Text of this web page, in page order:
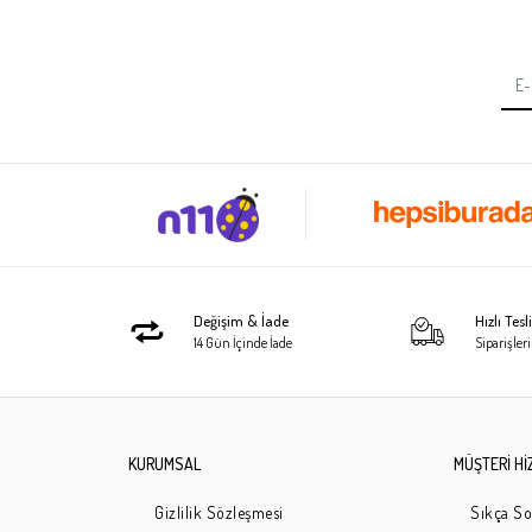
Değişim & İade
14 Gün İçinde İade
Hızlı
KURUMSAL
Gizlilik Sözleşmesi
MÜŞTERİ
Sıkça